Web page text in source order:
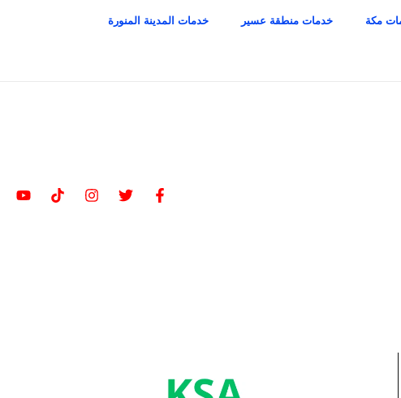
مكة خدمات منطقة عسير خدمات المدينة المنورة